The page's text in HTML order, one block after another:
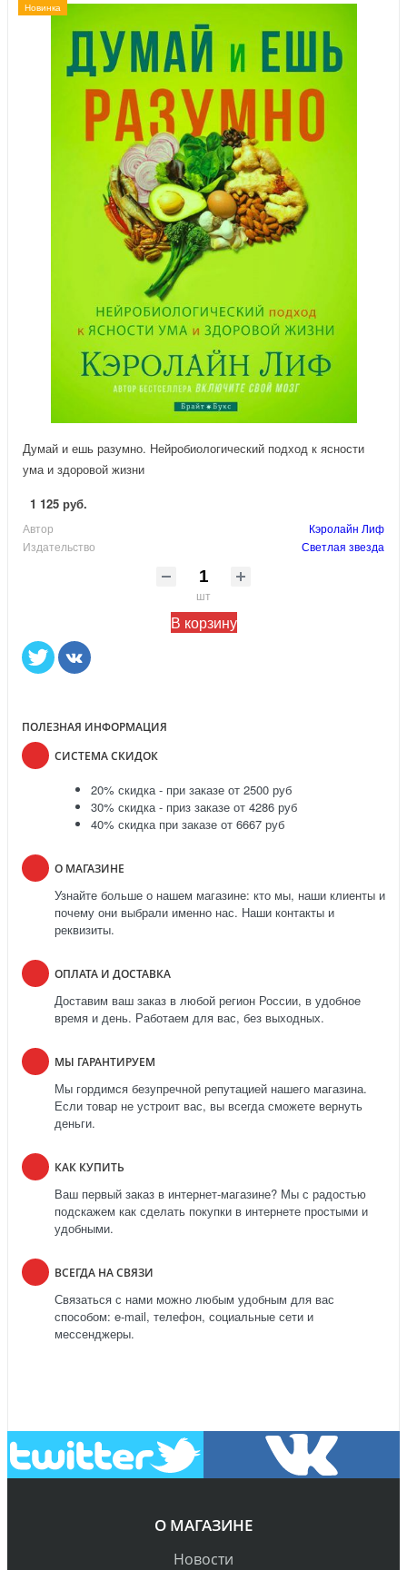
Новинка
Думай и ешь разумно. Нейробиологический подход к ясности
ума и здоровой жизни
1 125 руб.
Автор
Кэролайн Лиф
Издательство
Светлая звезда
шт
В корзину
ПОЛЕЗНАЯ ИНФОРМАЦИЯ
СИСТЕМА СКИДОК
20% скидка - при заказе от 2500 руб
30% скидка - приз заказе от 4286 руб
40% скидка при заказе от 6667 руб
О МАГАЗИНЕ
Узнайте больше о нашем магазине: кто мы, наши клиенты и
почему они выбрали именно нас. Наши контакты и
реквизиты.
ОПЛАТА И ДОСТАВКА
Доставим ваш заказ в любой регион России, в удобное
время и день. Работаем для вас, без выходных.
МЫ ГАРАНТИРУЕМ
Мы гордимся безупречной репутацией нашего магазина.
Если товар не устроит вас, вы всегда сможете вернуть
деньги.
КАК КУПИТЬ
Ваш первый заказ в интернет-магазине? Мы с радостью
подскажем как сделать покупки в интернете простыми и
удобными.
ВСЕГДА НА СВЯЗИ
Связаться с нами можно любым удобным для вас
способом: e-mail, телефон, социальные сети и
мессенджеры.
О МАГАЗИНЕ
Новости